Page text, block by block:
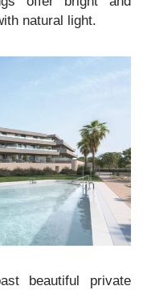
natural light.
beautiful private